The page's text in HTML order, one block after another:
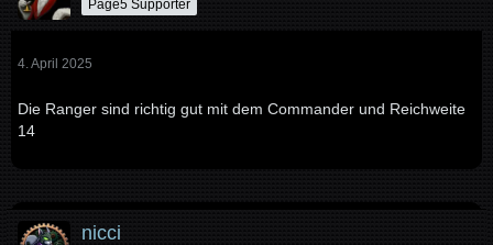
Page5 Supporter
4. April 2025
Die Ranger sind richtig gut mit dem Commander und Reichweite
14
nicci